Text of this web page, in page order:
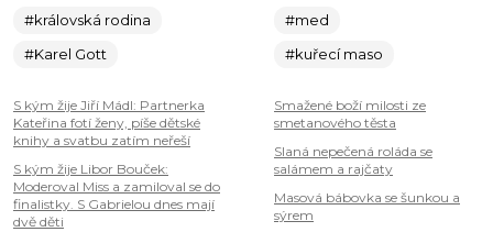
#královská rodina
#Karel Gott
S kým žije Jiří Mádl: Partnerka
Kateřina fotí ženy, píše dětské
knihy a svatbu zatím neřeší
S kým žije Libor Bouček:
Moderoval Miss a zamiloval se do
finalistky. S Gabrielou dnes mají
dvě děti
#med
#kuřecí maso
Smažené boží milosti ze
smetanového těsta
Slaná nepečená roláda se
salámem a rajčaty
Masová bábovka se šunkou a
sýrem